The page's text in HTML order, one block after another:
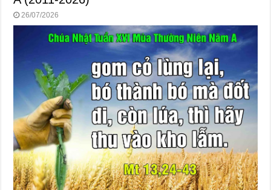
26/07/2026